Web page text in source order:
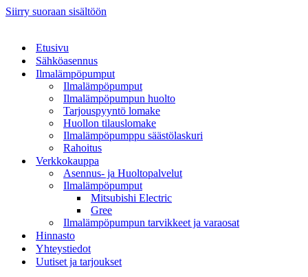
Siirry suoraan sisältöön
Etusivu
Sähköasennus
Ilmalämpöpumput
Ilmalämpöpumput
Ilmalämpöpumpun huolto
Tarjouspyyntö lomake
Huollon tilauslomake
Ilmalämpöpumppu säästölaskuri
Rahoitus
Verkkokauppa
Asennus- ja Huoltopalvelut
Ilmalämpöpumput
Mitsubishi Electric
Gree
Ilmalämpöpumpun tarvikkeet ja varaosat
Hinnasto
Yhteystiedot
Uutiset ja tarjoukset